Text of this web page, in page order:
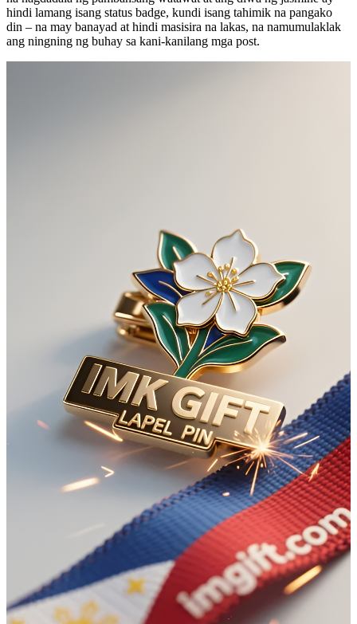
hindi lamang isang status badge, kundi isang tahimik na pangako
din – na may banayad at hindi masisira na lakas, na namumulaklak
ang ningning ng buhay sa kani-kanilang mga post.